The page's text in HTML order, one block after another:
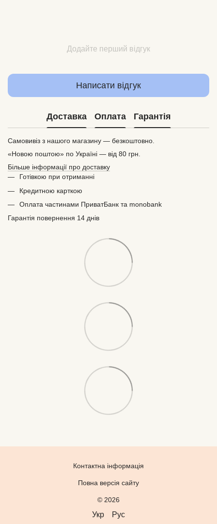
Додайте перший відгук
Написати відгук
Доставка Оплата Гарантія
Самовивіз з нашого магазину — безкоштовно.
«Новою поштою» по Україні — від 80 грн.
Більше інформації про доставку
Готівкою при отриманні
Кредитною карткою
Оплата частинами ПриватБанк та monobank
Гарантія повернення 14 днів
Контактна інформація
Повна версія сайту
© 2026
Укр Рус